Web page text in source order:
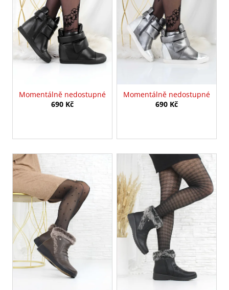
o
u
Momentálně nedostupné
690 Kč
Momentálně nedostupné
690 Kč